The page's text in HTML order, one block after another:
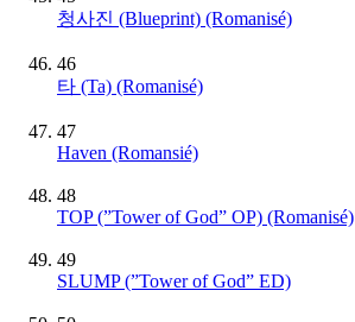
청사진 (Blueprint) (Romanisé)
46
타 (Ta) (Romanisé)
47
Haven (Romansié)
48
TOP (”Tower of God” OP) (Romanisé)
49
SLUMP (”Tower of God” ED)